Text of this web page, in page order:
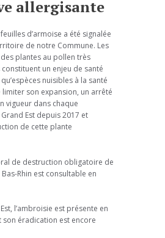
allergisante
d’armoise a été signalée
de notre Commune. Les
plantes au pollen très
un enjeu de santé
nuisibles à la santé
limiter son expansion, un arrêté
vigueur dans chaque
Est depuis 2017 et
de cette plante
de destruction obligatoire de
Rhin est consultable en
l’ambroisie est présente en
éradication est encore